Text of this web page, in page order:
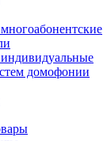
домофонии